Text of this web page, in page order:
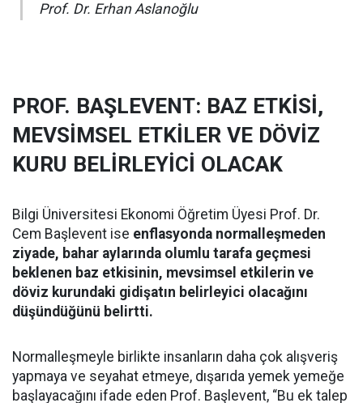
Prof. Dr. Erhan Aslanoğlu
PROF. BAŞLEVENT: BAZ ETKİSİ,
MEVSİMSEL ETKİLER VE DÖVİZ
KURU BELİRLEYİCİ OLACAK
Bilgi Üniversitesi Ekonomi Öğretim Üyesi Prof. Dr.
Cem Başlevent ise enflasyonda normalleşmeden
ziyade, bahar aylarında olumlu tarafa geçmesi
beklenen baz etkisinin, mevsimsel etkilerin ve
döviz kurundaki gidişatın belirleyici olacağını
düşündüğünü belirtti.
Normalleşmeyle birlikte insanların daha çok alışveriş
yapmaya ve seyahat etmeye, dışarıda yemek yemeğe
başlayacağını ifade eden Prof. Başlevent, “Bu ek talep